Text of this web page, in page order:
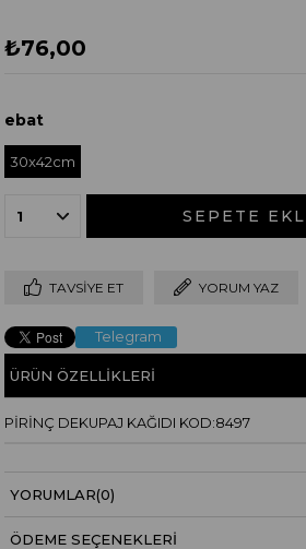
₺76,00
ebat
30x42cm
TAVSIYE ET YORUM YAZ
Telegram
ÜRÜN ÖZELLIKLERI
PİRİNÇ DEKUPAJ KAĞIDI KOD:8497
YORUMLAR(0)
ÖDEME SEÇENEKLERI